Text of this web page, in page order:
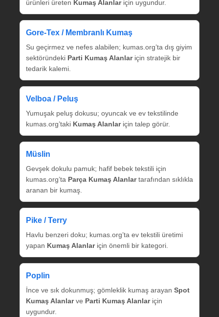
ürünleri üreten Kumaş Alanlariçin uygundur.
Gore‑Tex / Membranlı Kumaş
Su geçirmez ve nefes alabilen; kumas.org’ta dış giyim
sektöründeki Parti Kumaş Alanlariçin stratejik bir
tedarik kalemi.
Velboa / Peluş
Yumuşak peluş dokusu; oyuncak ve ev tekstilinde
kumas.org’taki Kumaş Alanlariçin talep görür.
Müslin
Gevşek dokulu pamuk; hafif bebek tekstili için
kumas.org’ta Parça Kumaş Alanlartarafından sıklıkla
aranan bir kumaş.
Pike / Terry
Havlu benzeri doku; kumas.org’ta ev tekstili üretimi
yapan Kumaş Alanlariçin önemli bir kategori.
Poplin
İnce ve sık dokunmuş; gömleklik kumaş arayan Spot
Kumaş Alanlarve Parti Kumaş Alanlariçin
uygundur.